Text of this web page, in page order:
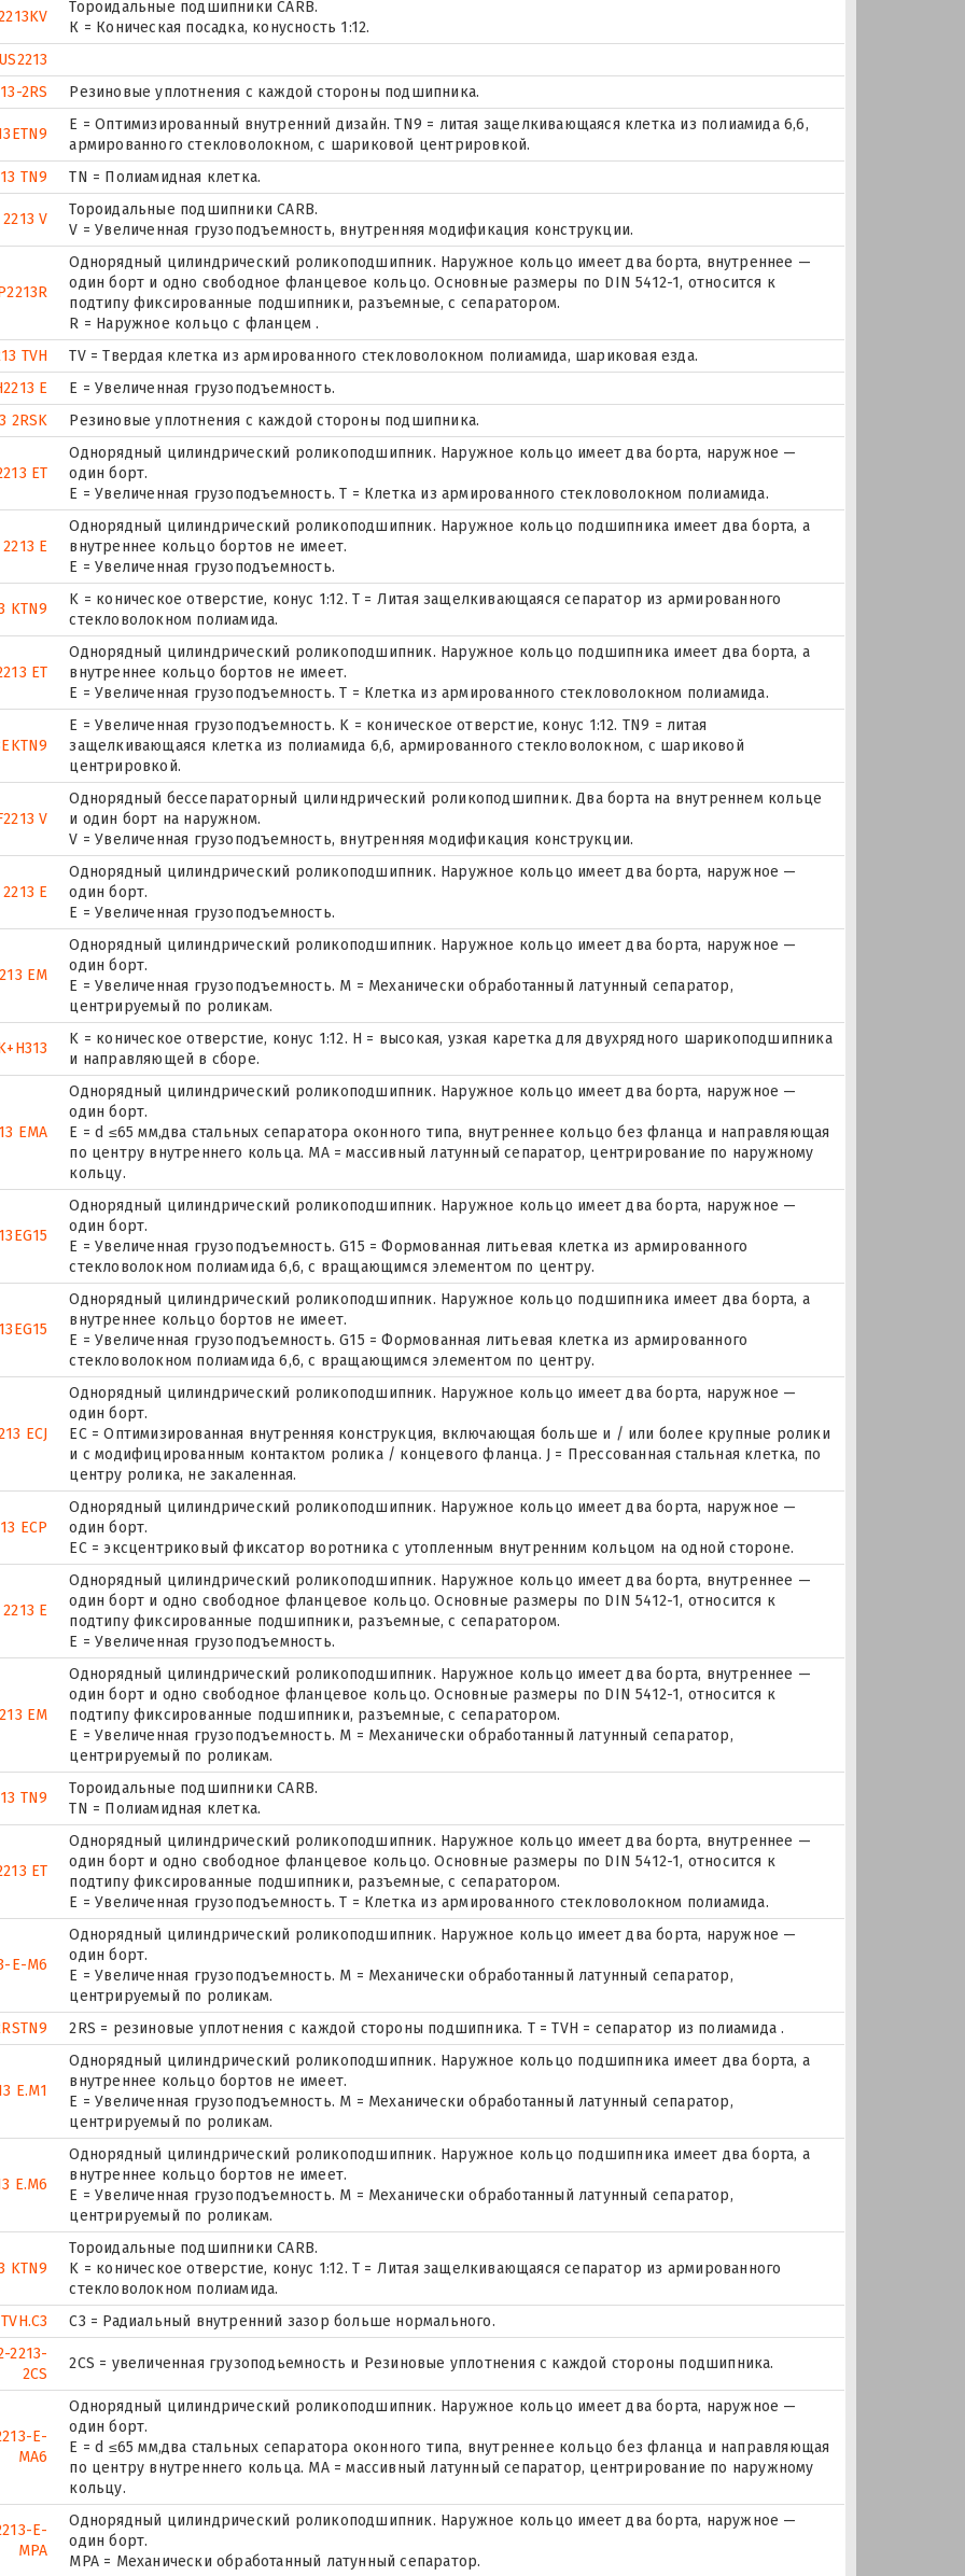
Тороидальные подшипники CARB.
К = Коническая посадка, конусность 1:12.
2RS
Резиновые уплотнения с каждой стороны подшипника.
E = Оптимизированный внутренний дизайн. TN9 = литая защелкивающаяся клетка из полиамида 6,6,
армированного стекловолокном, с шариковой центрировкой.
TN9
TN = Полиамидная клетка.
2213 V
Тороидальные подшипники CARB.
V = Увеличенная грузоподъемность, внутренняя модификация конструкции.
Однорядный цилиндрический роликоподшипник. Наружное кольцо имеет два борта, внутреннее —
один борт и одно свободное фланцевое кольцо. Основные размеры по DIN 5412-1, относится к
подтипу фиксированные подшипники, разъемные, с сепаратором.
R = Наружное кольцо с фланцем .
TVH
TV = Твердая клетка из армированного стекловолокном полиамида, шариковая езда.
E
Е = Увеличенная грузоподъемность.
2RSK
Резиновые уплотнения с каждой стороны подшипника.
ET
Однорядный цилиндрический роликоподшипник. Наружное кольцо имеет два борта, наружное —
один борт.
E = Увеличенная грузоподъемность. T = Клетка из армированного стекловолокном полиамида.
2213 E
Однорядный цилиндрический роликоподшипник. Наружное кольцо подшипника имеет два борта, а
внутреннее кольцо бортов не имеет.
Е = Увеличенная грузоподъемность.
KTN9
K = коническое отверстие, конус 1:12. T = Литая защелкивающаяся сепаратор из армированного
стекловолокном полиамида.
ET
Однорядный цилиндрический роликоподшипник. Наружное кольцо подшипника имеет два борта, а
внутреннее кольцо бортов не имеет.
E = Увеличенная грузоподъемность. T = Клетка из армированного стекловолокном полиамида.
E = Увеличенная грузоподъемность. K = коническое отверстие, конус 1:12. TN9 = литая
защелкивающаяся клетка из полиамида 6,6, армированного стекловолокном, с шариковой
центрировкой.
V
Однорядный бессепараторный цилиндрический роликоподшипник. Два борта на внутреннем кольце
и один борт на наружном.
V = Увеличенная грузоподъемность, внутренняя модификация конструкции.
2213 E
Однорядный цилиндрический роликоподшипник. Наружное кольцо имеет два борта, наружное —
один борт.
Е = Увеличенная грузоподъемность.
EM
Однорядный цилиндрический роликоподшипник. Наружное кольцо имеет два борта, наружное —
один борт.
E = Увеличенная грузоподъемность. М = Механически обработанный латунный сепаратор,
центрируемый по роликам.
K = коническое отверстие, конус 1:12. H = высокая, узкая каретка для двухрядного шарикоподшипника
и направляющей в сборе.
EMA
Однорядный цилиндрический роликоподшипник. Наружное кольцо имеет два борта, наружное —
один борт.
E = d ≤65 мм,два стальных сепаратора оконного типа, внутреннее кольцо без фланца и направляющая
по центру внутреннего кольца. MA = массивный латунный сепаратор, центрирование по наружному
кольцу.
Однорядный цилиндрический роликоподшипник. Наружное кольцо имеет два борта, наружное —
один борт.
E = Увеличенная грузоподъемность. G15 = Формованная литьевая клетка из армированного
стекловолокном полиамида 6,6, с вращающимся элементом по центру.
Однорядный цилиндрический роликоподшипник. Наружное кольцо подшипника имеет два борта, а
внутреннее кольцо бортов не имеет.
E = Увеличенная грузоподъемность. G15 = Формованная литьевая клетка из армированного
стекловолокном полиамида 6,6, с вращающимся элементом по центру.
ECJ
Однорядный цилиндрический роликоподшипник. Наружное кольцо имеет два борта, наружное —
один борт.
EC = Оптимизированная внутренняя конструкция, включающая больше и / или более крупные ролики
и с модифицированным контактом ролика / концевого фланца. J = Прессованная стальная клетка, по
центру ролика, не закаленная.
ECP
Однорядный цилиндрический роликоподшипник. Наружное кольцо имеет два борта, наружное —
один борт.
ЕС = эксцентриковый фиксатор воротника с утопленным внутренним кольцом на одной стороне.
E
Однорядный цилиндрический роликоподшипник. Наружное кольцо имеет два борта, внутреннее —
один борт и одно свободное фланцевое кольцо. Основные размеры по DIN 5412-1, относится к
подтипу фиксированные подшипники, разъемные, с сепаратором.
Е = Увеличенная грузоподъемность.
EM
Однорядный цилиндрический роликоподшипник. Наружное кольцо имеет два борта, внутреннее —
один борт и одно свободное фланцевое кольцо. Основные размеры по DIN 5412-1, относится к
подтипу фиксированные подшипники, разъемные, с сепаратором.
E = Увеличенная грузоподъемность. М = Механически обработанный латунный сепаратор,
центрируемый по роликам.
TN9
Тороидальные подшипники CARB.
TN = Полиамидная клетка.
ET
Однорядный цилиндрический роликоподшипник. Наружное кольцо имеет два борта, внутреннее —
один борт и одно свободное фланцевое кольцо. Основные размеры по DIN 5412-1, относится к
подтипу фиксированные подшипники, разъемные, с сепаратором.
E = Увеличенная грузоподъемность. T = Клетка из армированного стекловолокном полиамида.
E-M6
Однорядный цилиндрический роликоподшипник. Наружное кольцо имеет два борта, наружное —
один борт.
E = Увеличенная грузоподъемность. М = Механически обработанный латунный сепаратор,
центрируемый по роликам.
2RS = резиновые уплотнения с каждой стороны подшипника. Т = TVH = сепаратор из полиамида .
E.M1
Однорядный цилиндрический роликоподшипник. Наружное кольцо подшипника имеет два борта, а
внутреннее кольцо бортов не имеет.
E = Увеличенная грузоподъемность. М = Механически обработанный латунный сепаратор,
центрируемый по роликам.
E.M6
Однорядный цилиндрический роликоподшипник. Наружное кольцо подшипника имеет два борта, а
внутреннее кольцо бортов не имеет.
E = Увеличенная грузоподъемность. М = Механически обработанный латунный сепаратор,
центрируемый по роликам.
KTN9
Тороидальные подшипники CARB.
K = коническое отверстие, конус 1:12. T = Литая защелкивающаяся сепаратор из армированного
стекловолокном полиамида.
C3 = Радиальный внутренний зазор больше нормального.
2213-
2CS
2CS = увеличенная грузоподьемность и Резиновые уплотнения с каждой стороны подшипника.
E-
MA6
Однорядный цилиндрический роликоподшипник. Наружное кольцо имеет два борта, наружное —
один борт.
E = d ≤65 мм,два стальных сепаратора оконного типа, внутреннее кольцо без фланца и направляющая
по центру внутреннего кольца. MA = массивный латунный сепаратор, центрирование по наружному
кольцу.
E-
MPA
Однорядный цилиндрический роликоподшипник. Наружное кольцо имеет два борта, наружное —
один борт.
MPA = Механически обработанный латунный сепаратор.